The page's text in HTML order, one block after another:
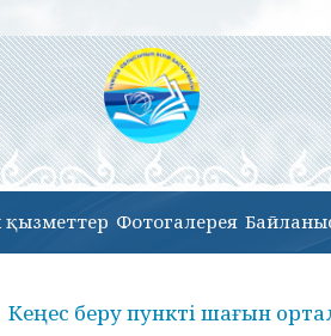
қызметтер Фотогалерея
Кеңес беру пункті шағын